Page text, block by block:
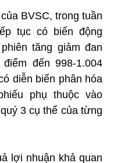
BVSC, trong tuần
tục có biến động
tăng giảm đan
đến 998-1.004
diễn biến phân hóa
phụ thuộc vào
3 cụ thể của từng
lợi nhuận khả quan